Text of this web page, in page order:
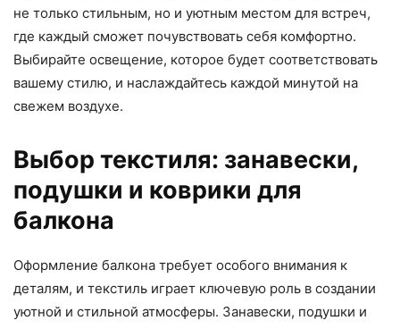
не только стильным, но и уютным местом для встреч,
где каждый сможет почувствовать себя комфортно.
Выбирайте освещение, которое будет соответствовать
вашему стилю, и наслаждайтесь каждой минутой на
свежем воздухе.
Выбор текстиля: занавески,
подушки и коврики для
балкона
Оформление балкона требует особого внимания к
деталям, и текстиль играет ключевую роль в создании
уютной и стильной атмосферы. Занавески, подушки и